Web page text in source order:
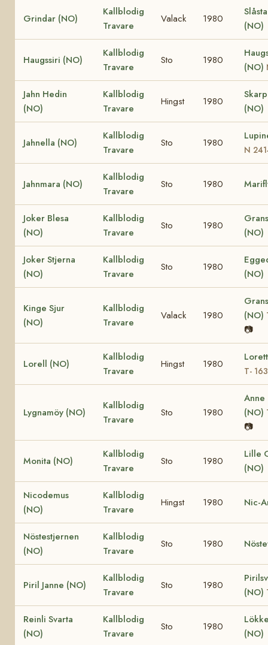
Grindar (NO)
Kallblodig
Travare
Valack 1980
(NO)
Haugssiri (NO)
Kallblodig
Travare
Sto 1980
(NO)
Jahn Hedin
(NO)
Kallblodig
Travare
Hingst 1980
(NO)
Jahnella (NO)
Kallblodig
Travare
Sto 1980
N
Jahnmara (NO)
Kallblodig
Travare
Sto 1980
Joker Blesa
(NO)
Kallblodig
Travare
Sto 1980
(NO)
Joker Stjerna
(NO)
Kallblodig
Travare
Sto 1980
(NO)
Kinge Sjur
(NO)
Kallblodig
Travare
Valack 1980
(NO)
📷
Lorell (NO)
Kallblodig
Travare
Hingst 1980
T-
Lygnamöy (NO)
Kallblodig
Travare
Sto 1980
Anne
(NO)
📷
Monita (NO)
Kallblodig
Travare
Sto 1980
Lille
(NO)
Nicodemus
(NO)
Kallblodig
Travare
Hingst 1980 Nic-
Nöstestjernen
(NO)
Kallblodig
Travare
Sto 1980
Piril Janne (NO)
Kallblodig
Travare
Sto 1980
(NO)
Reinli Svarta
(NO)
Kallblodig
Travare
Sto 1980
(NO)